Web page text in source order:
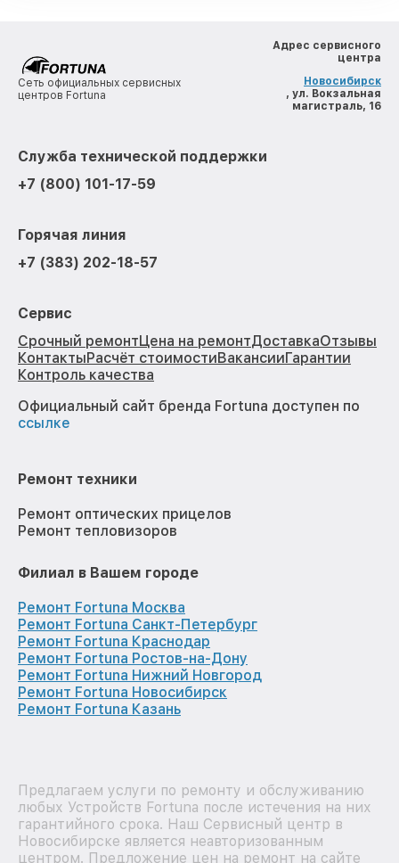
Сеть официальных сервисных
центров Fortuna
Адрес сервисного
центра
Новосибирск
, ул. Вокзальная
магистраль, 16
Служба технической поддержки
+7 (800) 101-17-59
Горячая линия
+7 (383) 202-18-57
Сервис
Срочный ремонтЦена на ремонтДоставкаОтзывы
КонтактыРасчёт стоимостиВакансииГарантии
Контроль качества
Официальный сайт бренда Fortuna доступен по
ссылке
Ремонт техники
Ремонт оптических прицелов
Ремонт тепловизоров
Филиал в Вашем городе
Ремонт Fortuna Москва
Ремонт Fortuna Санкт-Петербург
Ремонт Fortuna Краснодар
Ремонт Fortuna Ростов-на-Дону
Ремонт Fortuna Нижний Новгород
Ремонт Fortuna Новосибирск
Ремонт Fortuna Казань
Предлагаем услуги по ремонту и обслуживанию
любых Устройств Fortuna после истечения на них
гарантийного срока. Наш Сервисный центр в
Новосибирске является неавторизованным
центром. Предложение цен на ремонт на сайте